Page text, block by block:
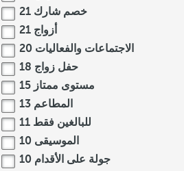
خصم شارك 21
أزواج 21
الاجتماعات والفعاليات 20
حفل زواج 18
مستوى ممتاز 15
المطاعم 13
للبالغين فقط 11
الموسيقى 10
جولة على الأقدام 10